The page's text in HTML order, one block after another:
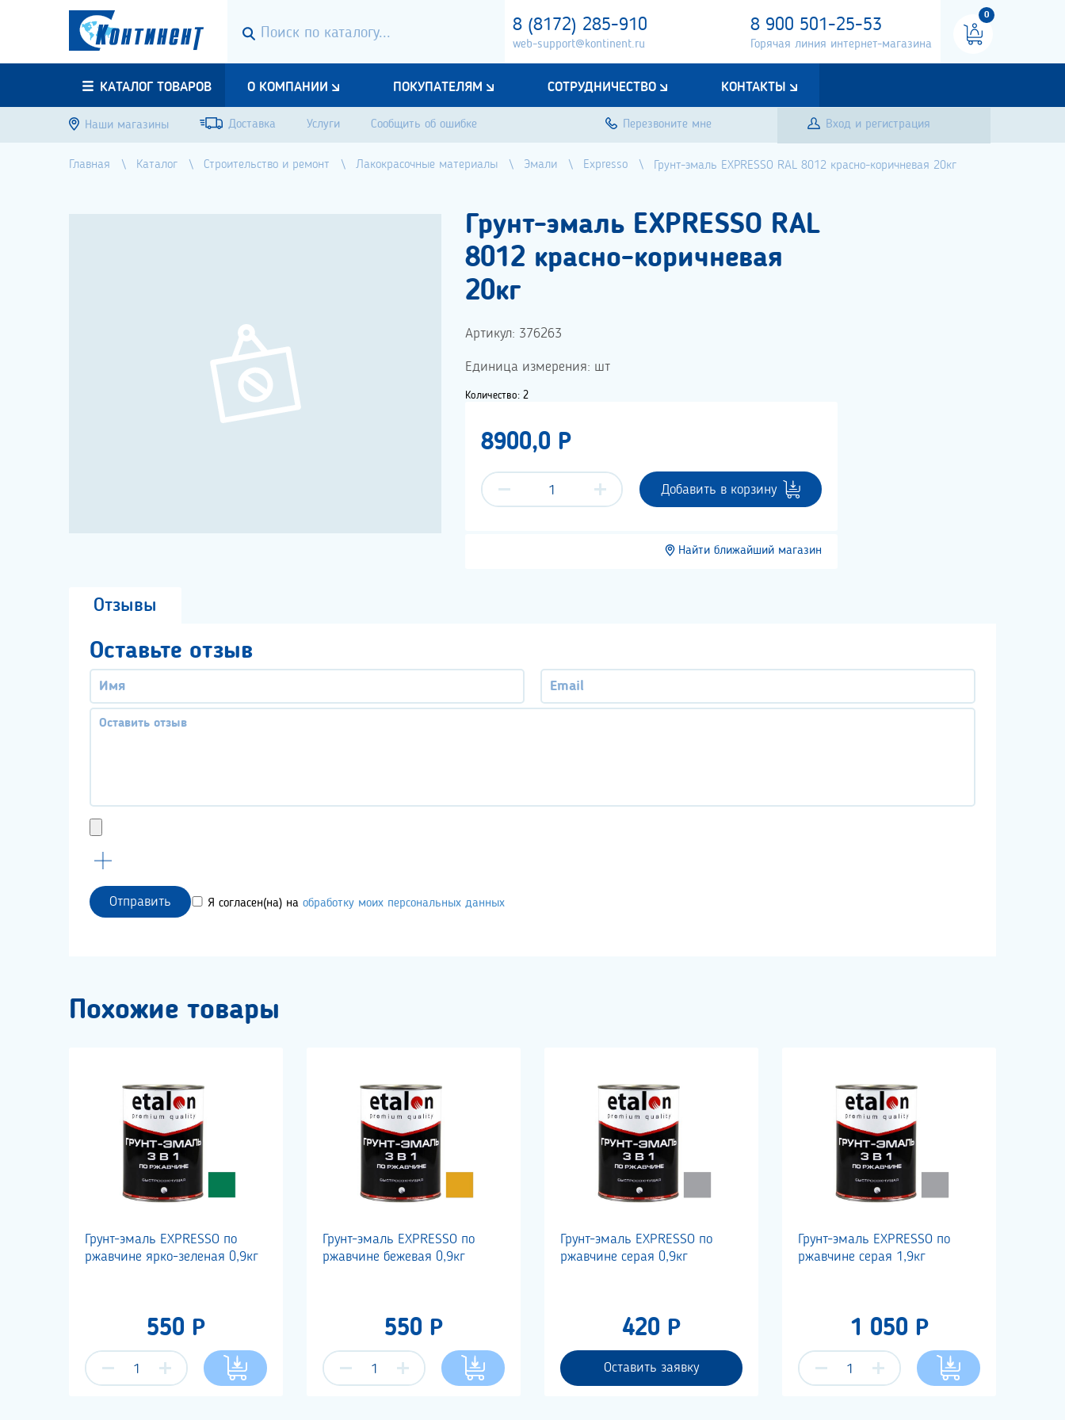
8 (8172) 285-910
web-support@kontinent.ru
8 900 501-25-53
Горячая линия интернет-магазина
0
КАТАЛОГ ТОВАРОВ О КОМПАНИИ ПОКУПАТЕЛЯМ СОТРУДНИЧЕСТВО КОНТАКТЫ
Наши магазины Доставка Услуги Сообщить об ошибке Перезвоните мне Вход и регистрация
Главная Каталог Строительство и ремонт Лакокрасочные материалы Эмали Expresso Грунт-эмаль EXPRESSO RAL 8012 красно-коричневая 20кг
Грунт-эмаль EXPRESSO RAL
8012 красно-коричневая
20кг
Артикул: 376263
Единица измерения: шт
Количество: 2
8900,0 P
Добавить в корзину
Найти ближайший магазин
Отзывы
Оставьте отзыв
Отправить Я согласен(на) на обработку моих персональных данных
Похожие товары
Грунт-эмаль EXPRESSO по
ржавчине ярко-зеленая 0,9кг
550 Р
Грунт-эмаль EXPRESSO по
ржавчине бежевая 0,9кг
550 Р
Грунт-эмаль EXPRESSO по
ржавчине серая 0,9кг
420 Р
Оставить заявку
Грунт-эмаль EXPRESSO по
ржавчине серая 1,9кг
1 050 Р